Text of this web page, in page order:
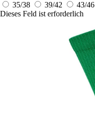
35/38
39/42 43/46
Dieses Feld ist erforderlich